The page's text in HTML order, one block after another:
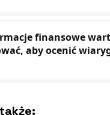
finansowe
aby ocenić